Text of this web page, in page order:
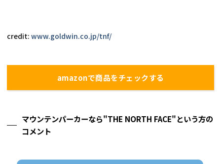
credit: www.goldwin.co.jp/tnf/
amazonで商品をチェックする
マウンテンパーカーなら"THE NORTH FACE"という方の
コメント